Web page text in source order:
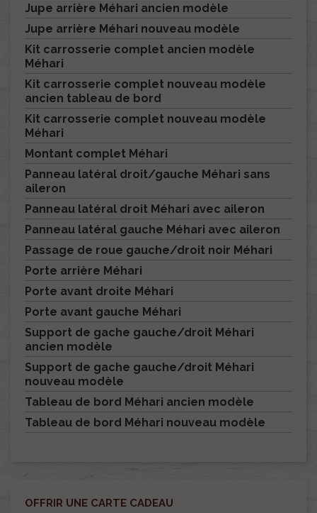
Jupe arrière Méhari ancien modèle
Jupe arrière Méhari nouveau modèle
Kit carrosserie complet ancien modèle
Méhari
Kit carrosserie complet nouveau modèle
ancien tableau de bord
Kit carrosserie complet nouveau modèle
Méhari
Montant complet Méhari
Panneau latéral droit/gauche Méhari sans
aileron
Panneau latéral droit Méhari avec aileron
Panneau latéral gauche Méhari avec aileron
Passage de roue gauche/droit noir Méhari
Porte arrière Méhari
Porte avant droite Méhari
Porte avant gauche Méhari
Support de gache gauche/droit Méhari
ancien modèle
Support de gache gauche/droit Méhari
nouveau modèle
Tableau de bord Méhari ancien modèle
Tableau de bord Méhari nouveau modèle
OFFRIR UNE CARTE CADEAU